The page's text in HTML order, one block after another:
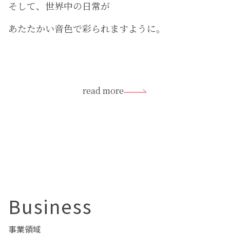
そして、世界中の日常が
あたたかい音色で彩られますように。
read more
Business
事業領域